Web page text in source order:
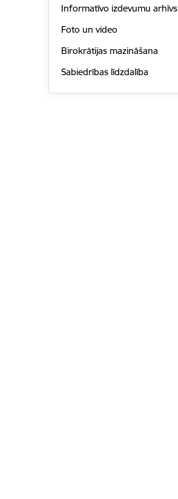
Informatīvo izdevumu arhīvs
Foto un video
Birokrātijas mazināšana
Sabiedrības līdzdalība